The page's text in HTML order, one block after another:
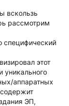
вскользь
рассмотрим
специфический
этот
уникального
аппаратных
ЭП,